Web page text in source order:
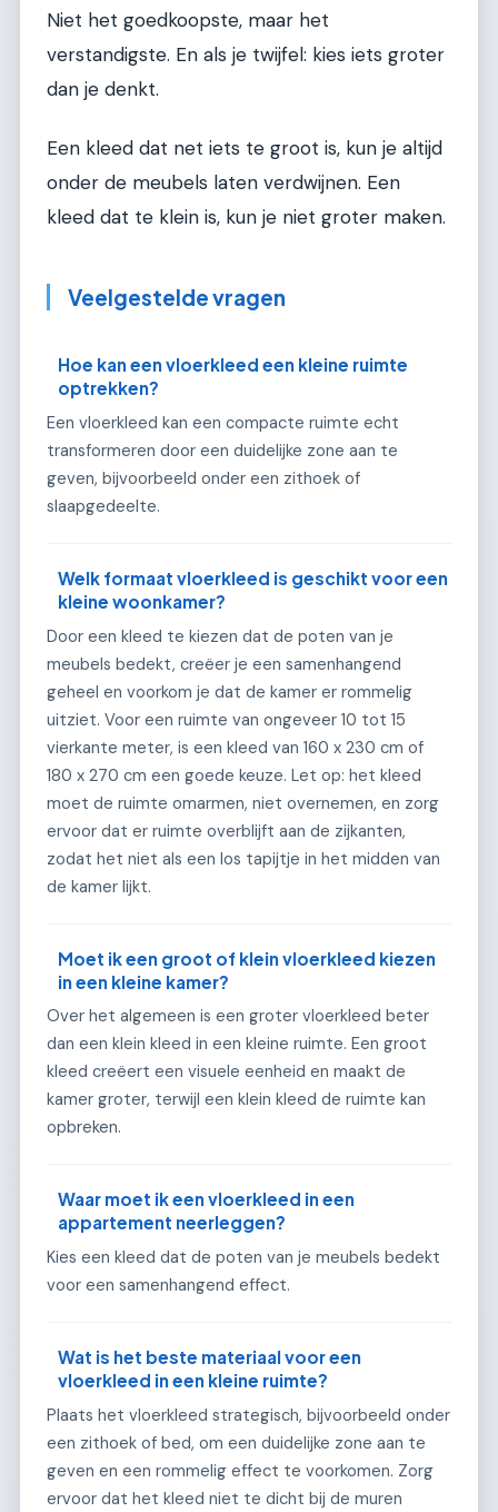
Niet het goedkoopste, maar het
verstandigste. En als je twijfel: kies iets groter
dan je denkt.
Een kleed dat net iets te groot is, kun je altijd
onder de meubels laten verdwijnen. Een
kleed dat te klein is, kun je niet groter maken.
Veelgestelde vragen
Hoe kan een vloerkleed een kleine ruimte
optrekken?
Een vloerkleed kan een compacte ruimte echt
transformeren door een duidelijke zone aan te
geven, bijvoorbeeld onder een zithoek of
slaapgedeelte.
Welk formaat vloerkleed is geschikt voor een
kleine woonkamer?
Door een kleed te kiezen dat de poten van je
meubels bedekt, creëer je een samenhangend
geheel en voorkom je dat de kamer er rommelig
uitziet. Voor een ruimte van ongeveer 10 tot 15
vierkante meter, is een kleed van 160 x 230 cm of
180 x 270 cm een goede keuze. Let op: het kleed
moet de ruimte omarmen, niet overnemen, en zorg
ervoor dat er ruimte overblijft aan de zijkanten,
zodat het niet als een los tapijtje in het midden van
de kamer lijkt.
Moet ik een groot of klein vloerkleed kiezen
in een kleine kamer?
Over het algemeen is een groter vloerkleed beter
dan een klein kleed in een kleine ruimte. Een groot
kleed creëert een visuele eenheid en maakt de
kamer groter, terwijl een klein kleed de ruimte kan
opbreken.
Waar moet ik een vloerkleed in een
appartement neerleggen?
Kies een kleed dat de poten van je meubels bedekt
voor een samenhangend effect.
Wat is het beste materiaal voor een
vloerkleed in een kleine ruimte?
Plaats het vloerkleed strategisch, bijvoorbeeld onder
een zithoek of bed, om een duidelijke zone aan te
geven en een rommelig effect te voorkomen. Zorg
ervoor dat het kleed niet te dicht bij de muren